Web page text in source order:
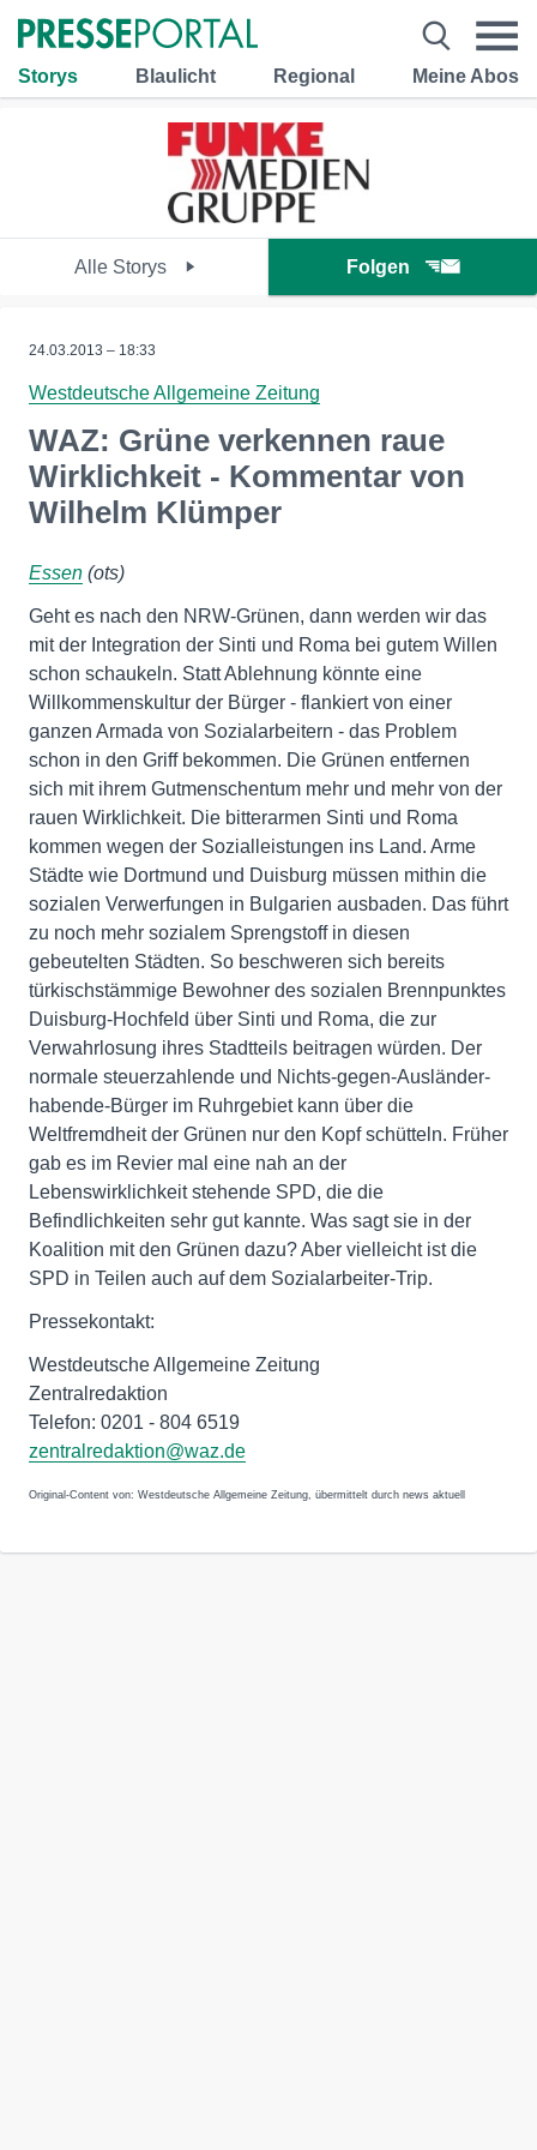
Storys Blaulicht Regional Meine Abos
Alle Storys Folgen
24.03.2013 – 18:33
Westdeutsche Allgemeine Zeitung
WAZ: Grüne verkennen raue
Wirklichkeit - Kommentar von
Wilhelm Klümper
Essen (ots)
Geht es nach den NRW-Grünen, dann werden wir das
mit der Integration der Sinti und Roma bei gutem Willen
schon schaukeln. Statt Ablehnung könnte eine
Willkommenskultur der Bürger - flankiert von einer
ganzen Armada von Sozialarbeitern - das Problem
schon in den Griff bekommen. Die Grünen entfernen
sich mit ihrem Gutmenschentum mehr und mehr von der
rauen Wirklichkeit. Die bitterarmen Sinti und Roma
kommen wegen der Sozialleistungen ins Land. Arme
Städte wie Dortmund und Duisburg müssen mithin die
sozialen Verwerfungen in Bulgarien ausbaden. Das führt
zu noch mehr sozialem Sprengstoff in diesen
gebeutelten Städten. So beschweren sich bereits
türkischstämmige Bewohner des sozialen Brennpunktes
Duisburg-Hochfeld über Sinti und Roma, die zur
Verwahrlosung ihres Stadtteils beitragen würden. Der
normale steuerzahlende und Nichts-gegen-Ausländer-
habende-Bürger im Ruhrgebiet kann über die
Weltfremdheit der Grünen nur den Kopf schütteln. Früher
gab es im Revier mal eine nah an der
Lebenswirklichkeit stehende SPD, die die
Befindlichkeiten sehr gut kannte. Was sagt sie in der
Koalition mit den Grünen dazu? Aber vielleicht ist die
SPD in Teilen auch auf dem Sozialarbeiter-Trip.
Pressekontakt:
Westdeutsche Allgemeine Zeitung
Zentralredaktion
Telefon: 0201 - 804 6519
zentralredaktion@waz.de
Original-Content von: Westdeutsche Allgemeine Zeitung, übermittelt durch news aktuell